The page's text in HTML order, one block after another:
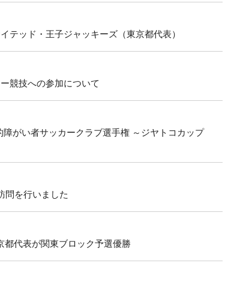
テッド・王子ジャッキーズ（東京都代表）
競技への参加について
がい者サッカークラブ選手権 ～ジヤトコカップ
問を行いました
代表が関東ブロック予選優勝